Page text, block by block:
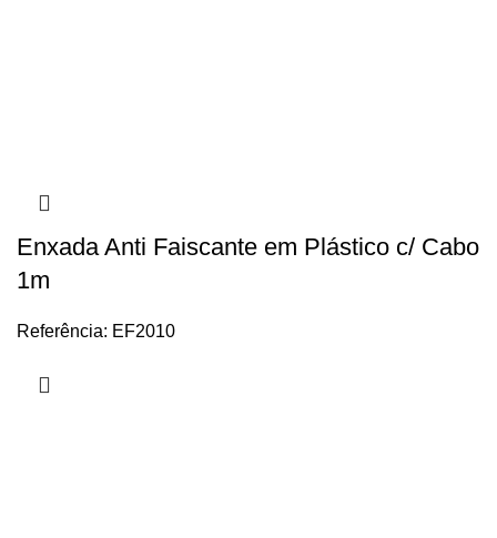
Enxada Anti Faiscante em Plástico c/ Cabo
1m
Referência: EF2010